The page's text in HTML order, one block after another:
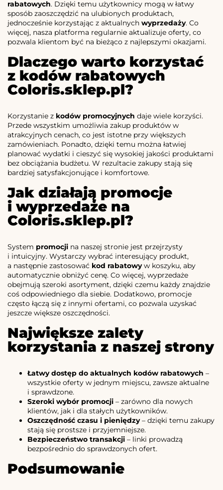
rabatowych. Dzięki temu użytkownicy mogą w łatwy
sposób zaoszczędzić na ulubionych produktach,
jednocześnie korzystając z aktualnych wyprzedaży. Co
więcej, nasza platforma regularnie aktualizuje oferty, co
pozwala klientom być na bieżąco z najlepszymi okazjami.
Dlaczego warto korzystać
z kodów rabatowych
Coloris.sklep.pl?
Korzystanie z kodów promocyjnych daje wiele korzyści.
Przede wszystkim umożliwia zakup produktów w
atrakcyjnych cenach, co jest istotne przy większych
zamówieniach. Ponadto, dzięki temu można łatwiej
planować wydatki i cieszyć się wysokiej jakości produktami
bez obciążania budżetu. W rezultacie zakupy stają się
bardziej satysfakcjonujące i komfortowe.
Jak działają promocje
i wyprzedaże na
Coloris.sklep.pl?
System promocji na naszej stronie jest przejrzysty
i intuicyjny. Wystarczy wybrać interesujący produkt,
a następnie zastosować kod rabatowyw koszyku, aby
automatycznie obniżyć cenę. Co więcej, wyprzedaże
obejmują szeroki asortyment, dzięki czemu każdy znajdzie
coś odpowiedniego dla siebie. Dodatkowo, promocje
często łączą się z innymi ofertami, co pozwala uzyskać
jeszcze większe oszczędności.
Największe zalety
korzystania z naszej strony
Łatwy dostęp do aktualnych kodów rabatowych –
wszystkie oferty w jednym miejscu, zawsze aktualne
i sprawdzone.
Szeroki wybór promocji – zarówno dla nowych
klientów, jak i dla stałych użytkowników.
Oszczędność czasu i pieniędzy– dzięki temu zakupy
stają się prostsze i przyjemniejsze.
Bezpieczeństwo transakcji – linki prowadzą
bezpośrednio do sprawdzonych ofert.
Podsumowanie